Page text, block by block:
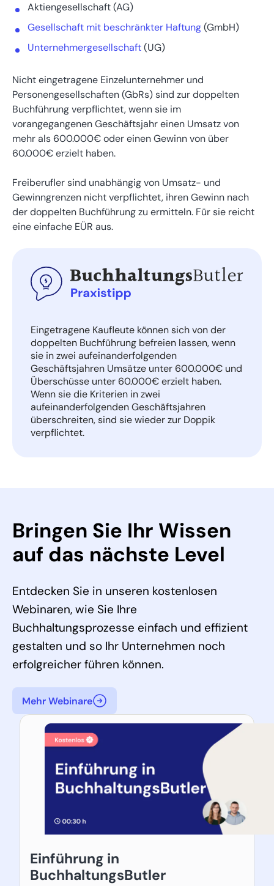
Aktiengesellschaft (AG)
Gesellschaft mit beschränkter Haftung(GmbH)
Unternehmergesellschaft(UG)
Nicht eingetragene Einzelunternehmer und
Personengesellschaften (GbRs) sind zur doppelten
Buchführung verpflichtet, wenn sie im
vorangegangenen Geschäftsjahr einen Umsatz von
mehr als 600.000€ oder einen Gewinn von über
60.000€ erzielt haben.
Freiberufler sind unabhängig von Umsatz- und
Gewinngrenzen nicht verpflichtet, ihren Gewinn nach
der doppelten Buchführung zu ermitteln. Für sie reicht
eine einfache EÜR aus.
Eingetragene Kaufleute können sich von der
doppelten Buchführung befreien lassen, wenn
sie in zwei aufeinanderfolgenden
Geschäftsjahren Umsätze unter 600.000€ und
Überschüsse unter 60.000€ erzielt haben.
Wenn sie die Kriterien in zwei
aufeinanderfolgenden Geschäftsjahren
überschreiten, sind sie wieder zur Doppik
verpflichtet.
Bringen Sie Ihr Wissen
auf das nächste Level
Entdecken Sie in unseren kostenlosen
Webinaren, wie Sie Ihre
Buchhaltungsprozesse einfach und effizient
gestalten und so Ihr Unternehmen noch
erfolgreicher führen können.
Mehr Webinare
Einführung in
BuchhaltungsButler